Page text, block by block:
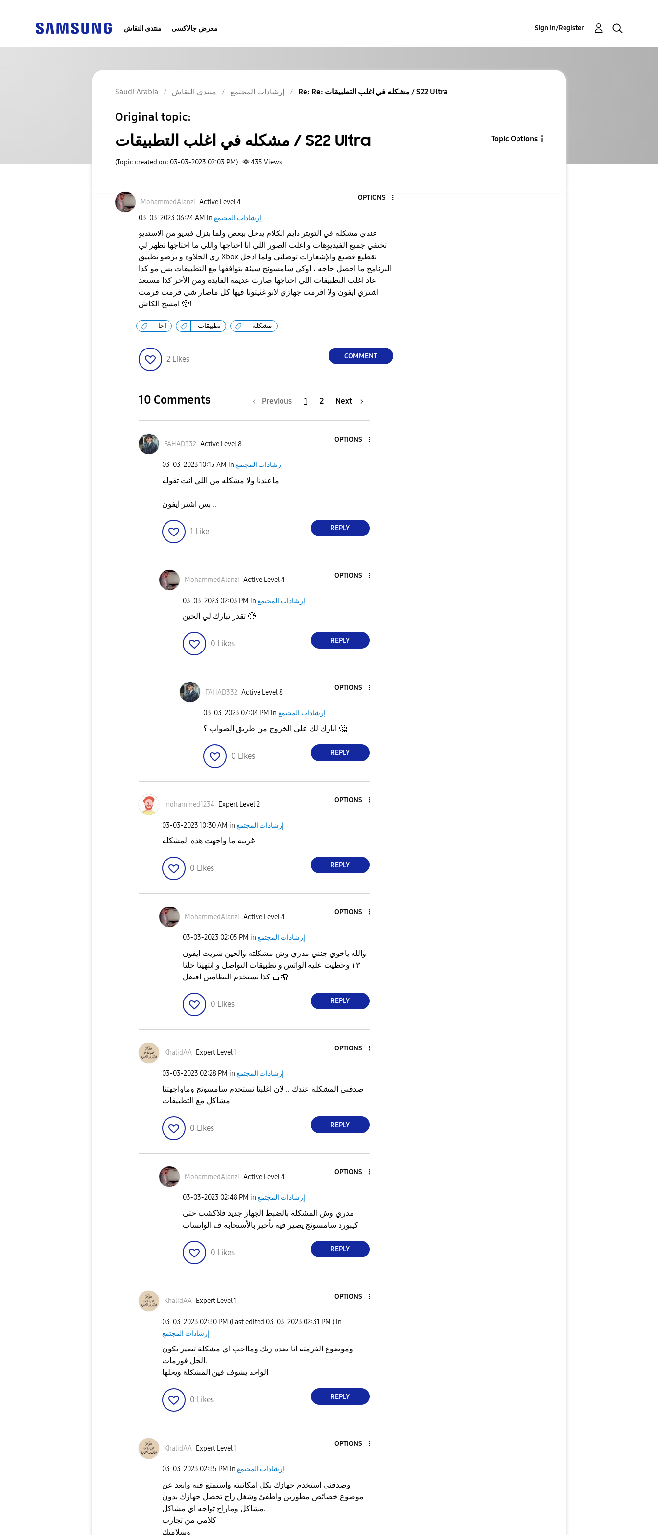
منتدى النقاش معرض جالاكسى Sign In/Register
Saudi Arabia منتدى النقاش إرشادات المجتمع Re: Re: مشكله في اغلب التطبيقات / S22 Ultra
Original topic:
مشكله في اغلب التطبيقات / S22 Ultra Topic Options
(Topic created on: 03-03-2023 02:03 PM) 435 Views
MohammedAlanzi Active Level 4
OPTIONS
‎03-03-2023 06:24 AM in إرشادات المجتمع
عندي مشكله في التويتر دايم الكلام يدخل ببعض ولما بنزل فيديو من الاستديو
تختفي جميع الفيديوهات و اغلب الصور اللي انا احتاجها واللي ما احتاجها تظهر لي
زي الحلاوه و برضو تطبيق Xbox تقطيع فضيع والإشعارات توصلني ولما ادخل
البرنامج ما احصل حاجه ، اوكي سامسونج سيئة بتوافقها مع التطبيقات بس مو كذا
عاد اغلب التطبيقات اللي احتاجها صارت عديمة الفايده ومن الأخر كذا مستعد
اشتري ايفون ولا افرمت جهازي لانو غثيتونا فيها كل ماصار شي فرمت فرمت
امسح الكاش 🫤!
احا تطبيقات مشكله
2 Likes COMMENT
10 Comments Previous 1 2 Next
FAHAD332 Active Level 8
OPTIONS
‎03-03-202310:15 AM in إرشادات المجتمع
ماعندنا ولا مشكله من اللي انت تقوله
بس اشتر ايفون ..
1 Like REPLY
MohammedAlanzi Active Level 4
OPTIONS
‎03-03-2023 02:03 PM in إرشادات المجتمع
تقدر تبارك لي الحين 🥲
0 Likes REPLY
FAHAD332 Active Level 8
OPTIONS
‎03-03-2023 07:04 PM in إرشادات المجتمع
🤔
0 Likes REPLY
mohammed1234 Expert Level 2
OPTIONS
‎03-03-202310:30 AM in إرشادات المجتمع
غريبه ما واجهت هذه المشكله
0 Likes REPLY
MohammedAlanzi Active Level 4
OPTIONS
‎03-03-2023 02:05 PM in إرشادات المجتمع
والله ياخوي جنني مدري وش مشكلته والحين شريت ايفون
١٣ وحطيت عليه الواتس و تطبيقات التواصل و انتهينا خلنا
كذا نستخدم النظامين افضل 🤦🏻
0 Likes REPLY
KhalidAA Expert Level 1
OPTIONS
‎03-03-2023 02:28 PM in إرشادات المجتمع
صدقني المشكلة عندك .. لان اغلبنا نستخدم سامسونج وماواجهتنا
مشاكل مع التطبيقات
0 Likes REPLY
MohammedAlanzi Active Level 4
OPTIONS
‎03-03-2023 02:48 PM in إرشادات المجتمع
مدري وش المشكله بالضبط الجهاز جديد فلاكشب حتى
كيبورد سامسونج يصير فيه تأخير بالأستجابه ف الواتساب
0 Likes REPLY
KhalidAA Expert Level 1
OPTIONS
‎03-03-2023 02:30 PM (Last edited ‎03-03-2023 02:31 PM ) in
إرشادات المجتمع
وموضوع الفرمته انا ضده زيك ومااحب اي مشكلة تصير يكون
الحل فورمات.
الواحد يشوف فين المشكلة ويحلها
0 Likes REPLY
KhalidAA Expert Level 1
OPTIONS
‎03-03-2023 02:35 PM in إرشادات المجتمع
وصدقني استخدم جهازك بكل امكانيته واستمتع فيه وابعد عن
موضوع خصائص مطورين واطفئ وشغل راح تحصل جهازك بدون
مشاكل وماراح تواجه اي مشاكل.
كلامي من تجارب
وسلامتك